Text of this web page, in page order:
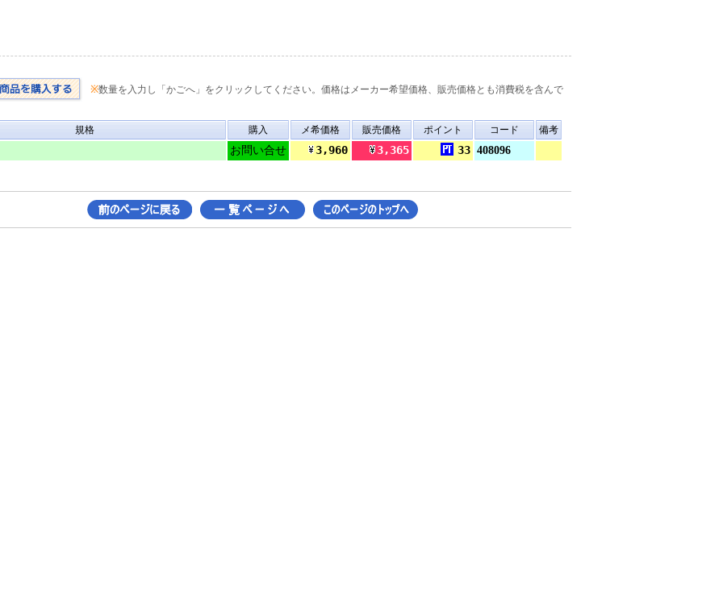
※数量を入力し「かごへ」をクリックしてください。価格はメーカー希望価格、販売価格とも消費税を含んで
規格 購入 メ希価格 販売価格 ポイント コード 備考
お問い合せ 3,960 3,365 33 408096